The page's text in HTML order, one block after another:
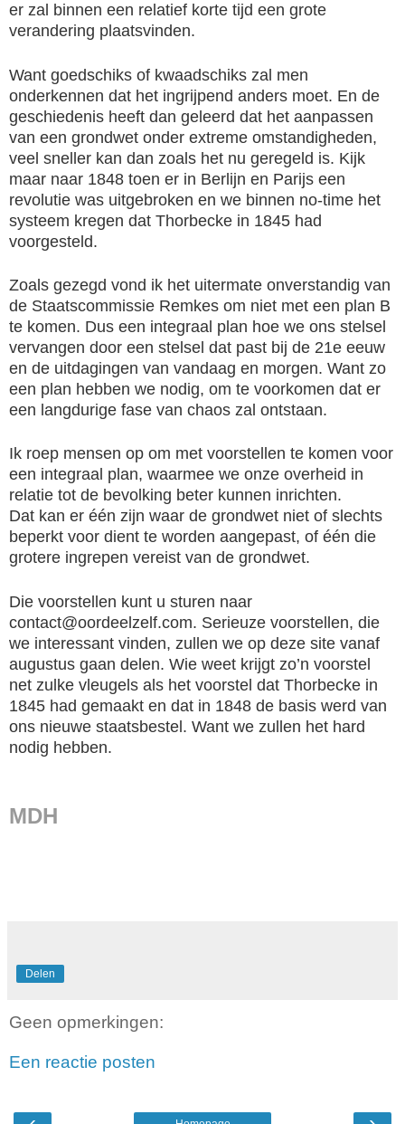
er zal binnen een relatief korte tijd een grote
verandering plaatsvinden.
Want goedschiks of kwaadschiks zal men
onderkennen dat het ingrijpend anders moet. En de
geschiedenis heeft dan geleerd dat het aanpassen
van een grondwet onder extreme omstandigheden,
veel sneller kan dan zoals het nu geregeld is. Kijk
maar naar 1848 toen er in Berlijn en Parijs een
revolutie was uitgebroken en we binnen no-time het
systeem kregen dat Thorbecke in 1845 had
voorgesteld.
Zoals gezegd vond ik het uitermate onverstandig van
de Staatscommissie Remkes om niet met een plan B
te komen. Dus een integraal plan hoe we ons stelsel
vervangen door een stelsel dat past bij de 21e eeuw
en de uitdagingen van vandaag en morgen. Want zo
een plan hebben we nodig, om te voorkomen dat er
een langdurige fase van chaos zal ontstaan.
Ik roep mensen op om met voorstellen te komen voor
een integraal plan, waarmee we onze overheid in
relatie tot de bevolking beter kunnen inrichten.
Dat kan er één zijn waar de grondwet niet of slechts
beperkt voor dient te worden aangepast, of één die
grotere ingrepen vereist van de grondwet.
Die voorstellen kunt u sturen naar
contact@oordeelzelf.com. Serieuze voorstellen, die
we interessant vinden, zullen we op deze site vanaf
augustus gaan delen. Wie weet krijgt zo’n voorstel
net zulke vleugels als het voorstel dat Thorbecke in
1845 had gemaakt en dat in 1848 de basis werd van
ons nieuwe staatsbestel. Want we zullen het hard
nodig hebben.
MDH
Delen
Geen opmerkingen:
Een reactie posten